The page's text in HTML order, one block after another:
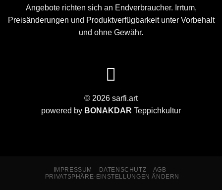
Angebote richten sich an Endverbraucher. Irrtum,
Preisänderungen und Produktverfügbarkeit unter Vorbehalt
und ohne Gewähr.
© 2026 sarfi.art
powered by BONAKDAR Teppichkultur
IMPRESSUM DATENSCHUTZ
AGB
PRIVATSPHÄRE-EINSTELLUNGEN ÄNDERN